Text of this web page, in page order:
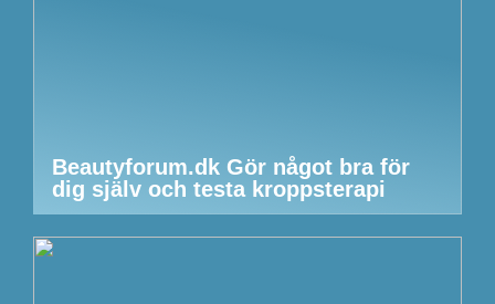
Beautyforum.dk Gör något bra för
dig själv och testa kroppsterapi